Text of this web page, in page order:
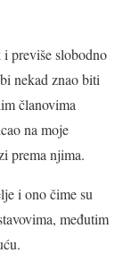
previše slobodno
nekad znao biti
članovima
na moje
prema njima.
i ono čime su
međutim